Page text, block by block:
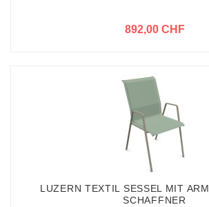
892,00 CHF
LUZERN TEXTIL SESSEL MIT
SCHAFFNER